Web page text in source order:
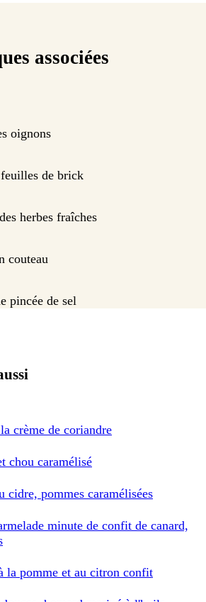
associées
oignons
de brick
herbes fraîches
couteau
pincée de sel
crème de coriandre
chou caramélisé
cidre, pommes caramélisées
minute de confit de canard,
la pomme et au citron confit